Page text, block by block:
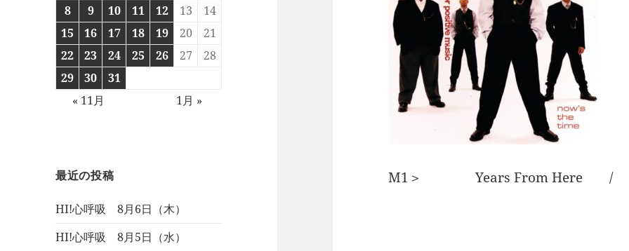
8
9 10 11 12 13
14
15
16 17 18 19 20
21
22
23 24 25 26 27
28
29
30
31
« 11月
1月 »
最近の投稿
HI!心呼吸 8月6日（木）
HI!心呼吸 8月5日（水）
M1＞ Years From Here /